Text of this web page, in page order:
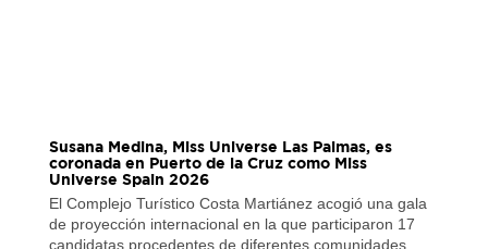
Susana Medina, Miss Universe Las Palmas, es
coronada en Puerto de la Cruz como Miss
Universe Spain 2026
El Complejo Turístico Costa Martiánez acogió una gala
de proyección internacional en la que participaron 17
candidatas procedentes de diferentes comunidades